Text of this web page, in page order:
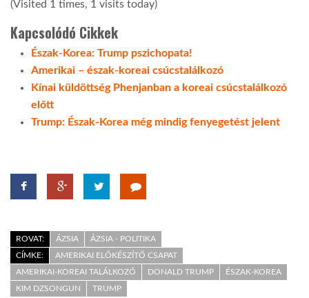
(Visited 1 times, 1 visits today)
Kapcsolódó Cikkek
Észak-Korea: Trump pszichopata!
Amerikai – észak-koreai csúcstalálkozó
Kínai küldöttség Phenjanban a koreai csúcstalálkozó
előtt
Trump: Észak-Korea még mindig fenyegetést jelent
ROVAT: ÁZSIA
ÁZSIA - POLITIKA
CÍMKE:
AMERIKAI ELŐKÉSZÍTŐ CSAPAT
AMERIKAI-KOREAI TALÁLKOZÓ
DONALD TRUMP
ÉSZAK-KOREA
KIM DZSONGUN
TRUMP